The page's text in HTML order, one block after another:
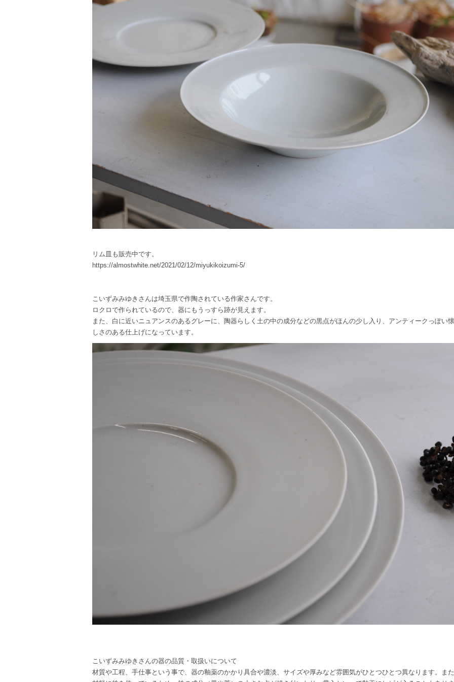
リム皿も販売中です。
https://almostwhite.net/2021/02/12/miyukikoizumi-5/
こいずみみゆきさんは埼玉県で作陶されている作家さんです。
ロクロで作られているので、器にもうっすら跡が見えます。
また、白に近いニュアンスのあるグレーに、陶器らしく土の中の成分などの黒点がほんの少し入り、アンティークっぽい
しさのある仕上げになっています。
こいずみみゆきさんの器の品質・取扱いについて
材質や工程、手仕事という事で、器の釉薬のかかり具合や濃淡、サイズや厚みなど雰囲気がひとつひとつ異なります。ま